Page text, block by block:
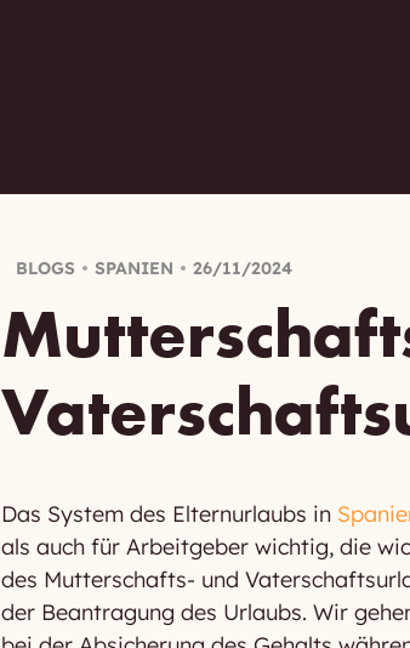
BLOGS SPANIEN 26/11/2024
Das System des Elternurlaubs in
als auch für Arbeitgeber wichtig, die
des Mutterschafts- und
der Beantragung des Urlaubs. Wir